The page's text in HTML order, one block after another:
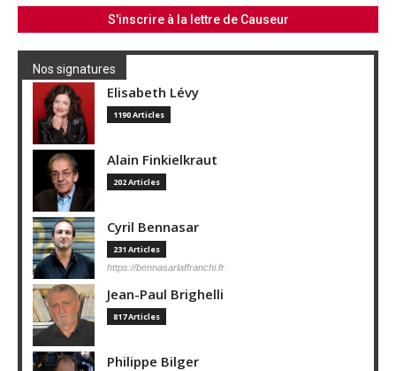
Nos signatures
Elisabeth Lévy
1190 Articles
Alain Finkielkraut
202 Articles
Cyril Bennasar
231 Articles
https://bennasarlaffranchi.fr
Jean-Paul Brighelli
817 Articles
Philippe Bilger